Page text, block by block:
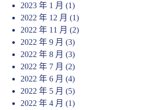
2023 年 1 月 (1)
2022 年 12 月 (1)
2022 年 11 月 (2)
2022 年 9 月 (3)
2022 年 8 月 (3)
2022 年 7 月 (2)
2022 年 6 月 (4)
2022 年 5 月 (5)
2022 年 4 月 (1)